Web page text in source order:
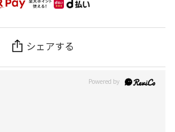
シェアする